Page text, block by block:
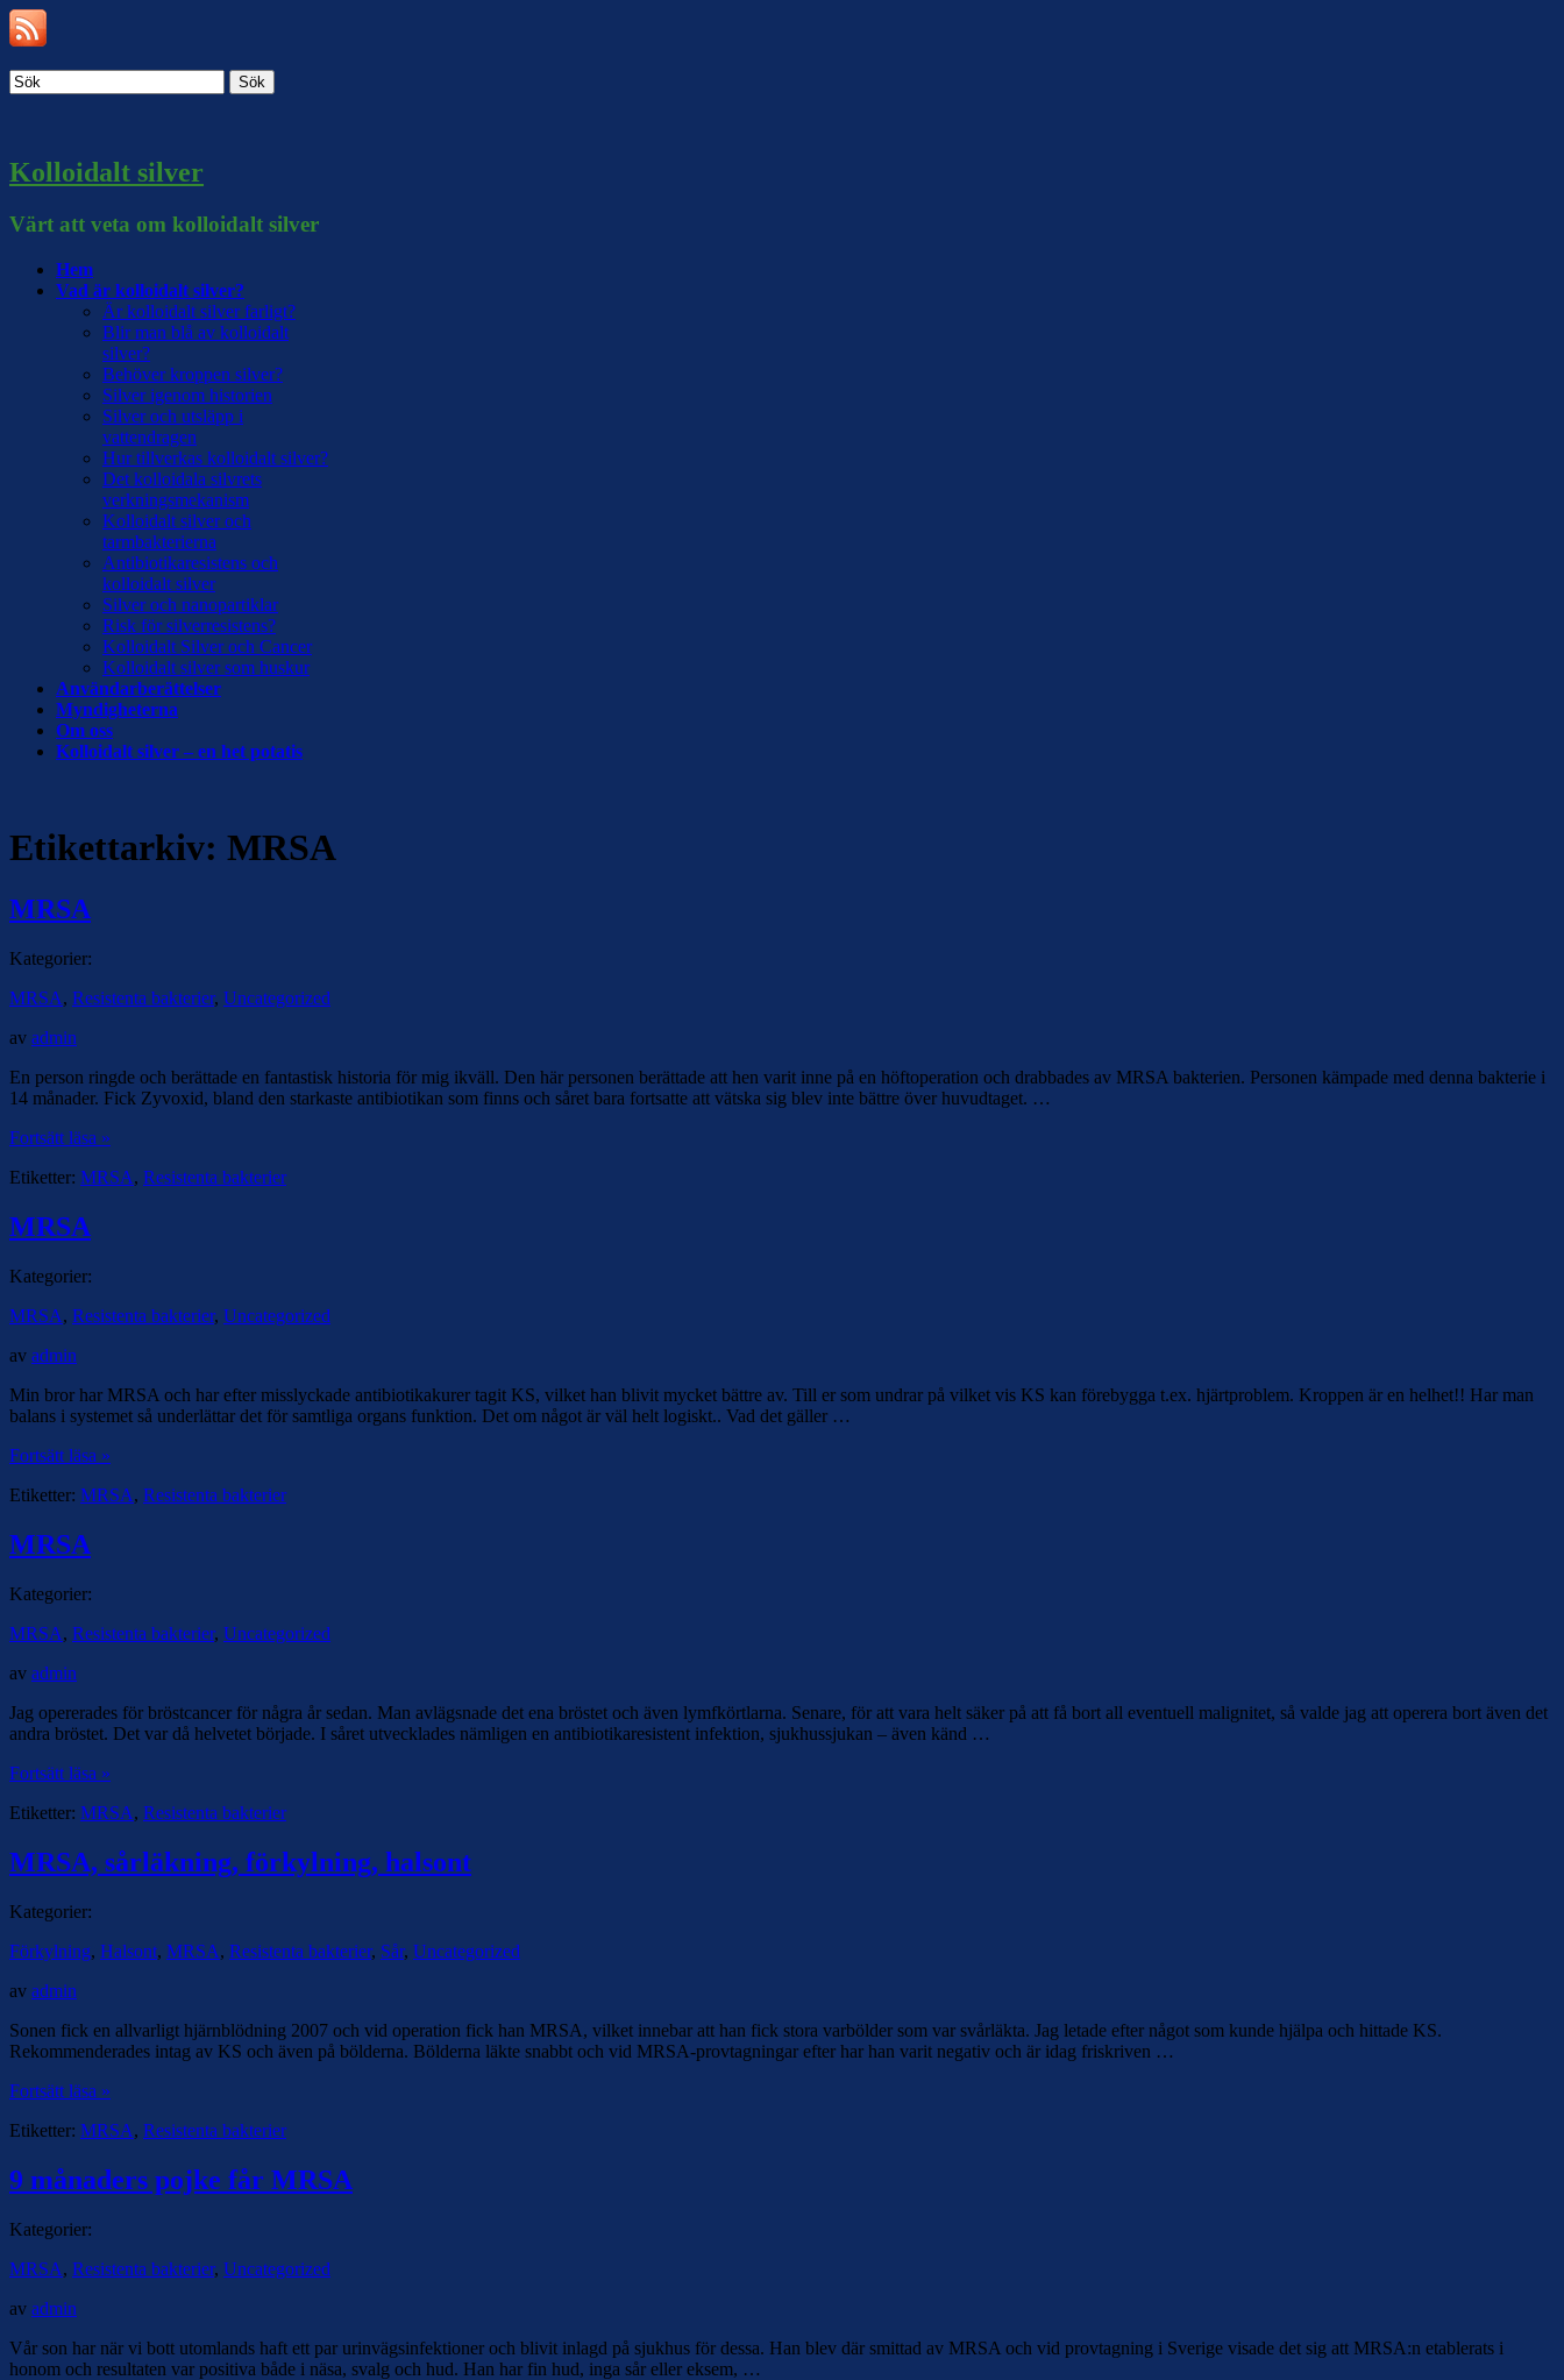
Sök
Kolloidalt silver
Värt att veta om kolloidalt silver
Hem
Vad är kolloidalt silver?
Är kolloidalt silver farligt?
Blir man blå av kolloidalt
silver?
Behöver kroppen silver?
Silver igenom historien
Silver och utsläpp i
vattendragen
Hur tillverkas kolloidalt silver?
Det kolloidala silvrets
verkningsmekanism
Kolloidalt silver och
tarmbakterierna
Antibiotikaresistens och
kolloidalt silver
Silver och nanopartiklar
Risk för silverresistens?
Kolloidalt Silver och Cancer
Kolloidalt silver som huskur
Användarberättelser
Myndigheterna
Om oss
Kolloidalt silver – en het potatis
Etikettarkiv: MRSA
MRSA
Kategorier:
MRSA, Resistenta bakterier, Uncategorized
av admin
En person ringde och berättade en fantastisk historia för mig ikväll. Den här personen berättade att hen varit inne på en höftoperation och drabbades av MRSA bakterien. Personen kämpade med denna bakterie i
14 månader. Fick Zyvoxid, bland den starkaste antibiotikan som finns och såret bara fortsatte att vätska sig blev inte bättre över huvudtaget. …
Fortsätt läsa »
Etiketter: MRSA, Resistenta bakterier
MRSA
Kategorier:
MRSA, Resistenta bakterier, Uncategorized
av admin
Min bror har MRSA och har efter misslyckade antibiotikakurer tagit KS, vilket han blivit mycket bättre av. Till er som undrar på vilket vis KS kan förebygga t.ex. hjärtproblem. Kroppen är en helhet!! Har man
balans i systemet så underlättar det för samtliga organs funktion. Det om något är väl helt logiskt.. Vad det gäller …
Fortsätt läsa »
Etiketter: MRSA, Resistenta bakterier
MRSA
Kategorier:
MRSA, Resistenta bakterier, Uncategorized
av admin
Jag opererades för bröstcancer för några år sedan. Man avlägsnade det ena bröstet och även lymfkörtlarna. Senare, för att vara helt säker på att få bort all eventuell malignitet, så valde jag att operera bort även det
andra bröstet. Det var då helvetet började. I såret utvecklades nämligen en antibiotikaresistent infektion, sjukhussjukan – även känd …
Fortsätt läsa »
Etiketter: MRSA, Resistenta bakterier
MRSA, sårläkning, förkylning, halsont
Kategorier:
Förkylning, Halsont, MRSA, Resistenta bakterier, Sår, Uncategorized
av admin
Sonen fick en allvarligt hjärnblödning 2007 och vid operation fick han MRSA, vilket innebar att han fick stora varbölder som var svårläkta. Jag letade efter något som kunde hjälpa och hittade KS.
Rekommenderades intag av KS och även på bölderna. Bölderna läkte snabbt och vid MRSA-provtagningar efter har han varit negativ och är idag friskriven …
Fortsätt läsa »
Etiketter: MRSA, Resistenta bakterier
9 månaders pojke får MRSA
Kategorier:
MRSA, Resistenta bakterier, Uncategorized
av admin
Vår son har när vi bott utomlands haft ett par urinvägsinfektioner och blivit inlagd på sjukhus för dessa. Han blev där smittad av MRSA och vid provtagning i Sverige visade det sig att MRSA:n etablerats i
honom och resultaten var positiva både i näsa, svalg och hud. Han har fin hud, inga sår eller eksem, …